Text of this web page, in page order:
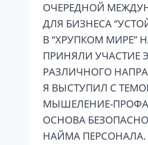
ОЧЕРЕДНОЙ
ДЛЯ БИЗНЕСА
В “ХРУПКОМ МИРЕ”
ПРИНЯЛИ УЧАСТИЕ
РАЗЛИЧНОГО
Я ВЫСТУПИЛ С
МЫШЕЛЕНИЕ-
ОСНОВА
НАЙМА ПЕРСОНАЛА.